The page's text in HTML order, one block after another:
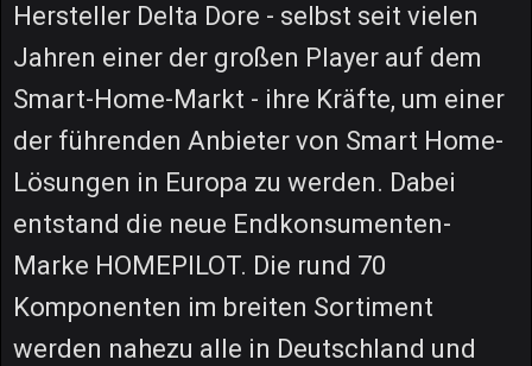
Hersteller Delta Dore - selbst seit vielen
Jahren einer der großen Player auf dem
Smart-Home-Markt - ihre Kräfte, um einer
der führenden Anbieter von Smart Home-
Lösungen in Europa zu werden. Dabei
entstand die neue Endkonsumenten-
Marke HOMEPILOT. Die rund 70
Komponenten im breiten Sortiment
werden nahezu alle in Deutschland und